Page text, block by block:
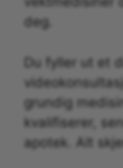
deg.
Du fyller ut et
grundig
kvalifiserer,
apotek. Alt